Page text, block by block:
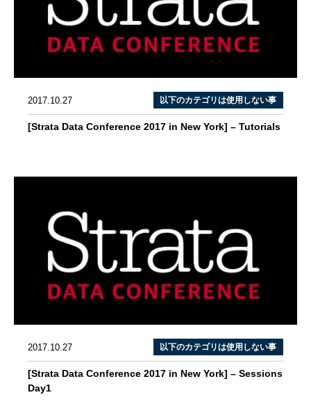
2017.10.27 以下のカテゴリは使用しない事
[Strata Data Conference 2017 in New York] – Tutorials
2017.10.27 以下のカテゴリは使用しない事
[Strata Data Conference 2017 in New York] – Sessions
Day1